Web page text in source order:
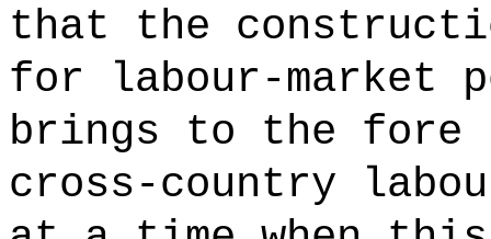
that the
for labour-market
brings to the fore
cross-country